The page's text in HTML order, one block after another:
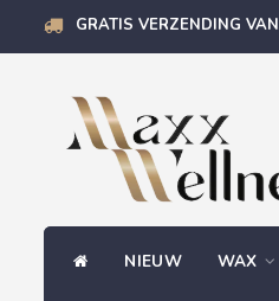
GRATIS VERZENDING
NIEUW WAX